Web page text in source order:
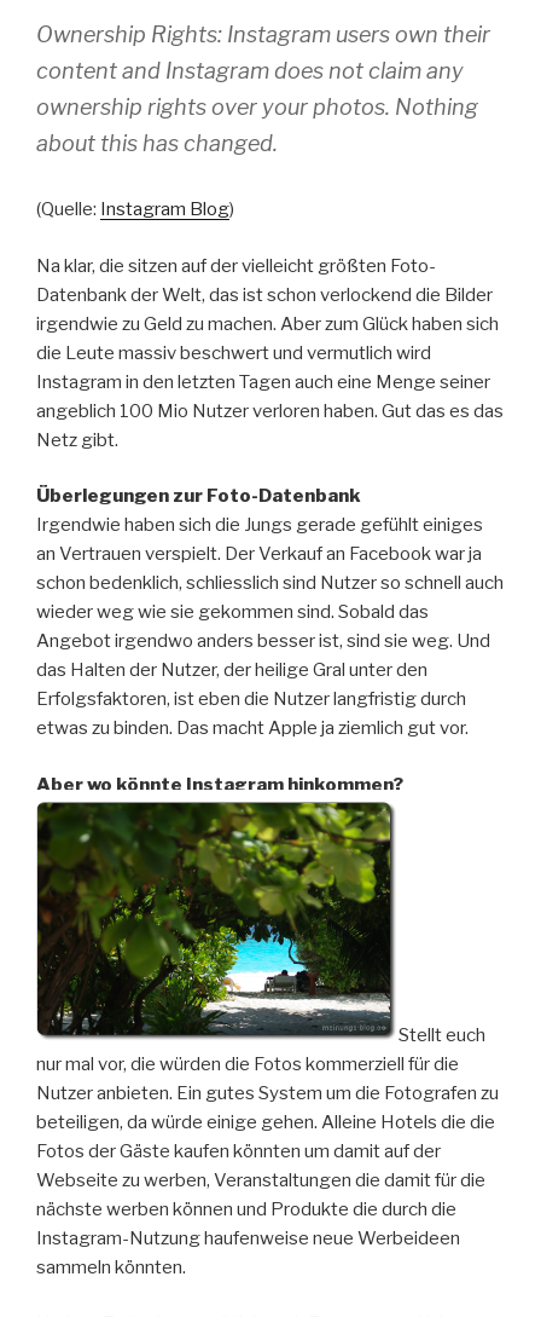
Ownership Rights: Instagram users own their
content and Instagram does not claim any
ownership rights over your photos. Nothing
about this has changed.
(Quelle: Instagram Blog)
Na klar, die sitzen auf der vielleicht größten Foto-
Datenbank der Welt, das ist schon verlockend die Bilder
irgendwie zu Geld zu machen. Aber zum Glück haben sich
die Leute massiv beschwert und vermutlich wird
Instagram in den letzten Tagen auch eine Menge seiner
angeblich 100 Mio Nutzer verloren haben. Gut das es das
Netz gibt.
Überlegungen zur Foto-Datenbank
Irgendwie haben sich die Jungs gerade gefühlt einiges
an Vertrauen verspielt. Der Verkauf an Facebook war ja
schon bedenklich, schliesslich sind Nutzer so schnell auch
wieder weg wie sie gekommen sind. Sobald das
Angebot irgendwo anders besser ist, sind sie weg. Und
das Halten der Nutzer, der heilige Gral unter den
Erfolgsfaktoren, ist eben die Nutzer langfristig durch
etwas zu binden. Das macht Apple ja ziemlich gut vor.
Aber wo könnte Instagram hinkommen?
Stellt euch
nur mal vor, die würden die Fotos kommerziell für die
Nutzer anbieten. Ein gutes System um die Fotografen zu
beteiligen, da würde einige gehen. Alleine Hotels die die
Fotos der Gäste kaufen könnten um damit auf der
Webseite zu werben, Veranstaltungen die damit für die
nächste werben können und Produkte die durch die
Instagram-Nutzung haufenweise neue Werbeideen
sammeln könnten.